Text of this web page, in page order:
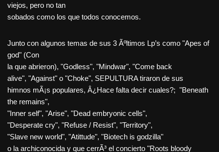
viejos, pero no tan
sobados como los que todos conocemos.
Junto con algunos temas de sus 3 Ãºltimos Lp’s como "Apes of
god" (Con
la que abrieron), "Godless", "Mindwar", "Come back
alive", "Against" o "Choke", SEPULTURA tiraron de sus
himnos mÃ¡s populares, Â¿Hace falta decir cuales?; "Beneath
the remains",
"Inner self", "Arise", "Dead embryonic cells",
"Desperate cry", "Refuse / Resist", "Territory",
"Slave new world", "Atittude", "Biotech is godzilla"
o la archiconocida y que cerrÃ³ el concierto "Roots bloody